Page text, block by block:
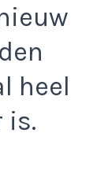
heel
is.